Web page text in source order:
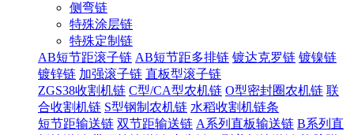
侧弯链
特殊涂层链
特殊定制链
AB短节距滚子链 AB短节距多排链 镀达克罗链 镀镍链
镀锌链 加强滚子链 直板型滚子链
ZGS38收割机链 C型/CA型农机链 O型密封圈农机链 联
合收割机链 S型钢制农机链 水稻收割机链条
短节距输送链 双节距输送链 A系列直板输送链 B系列直